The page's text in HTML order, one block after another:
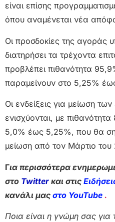
είναι επίσης
όπου αναμένεται νέα
Οι προσδοκίες της αγοράς
διατηρήσει τα τρέχοντα
προβλέπει πιθανότητα
παραμείνουν στο 5,25%
Οι ενδείξεις για μείωση
ενισχύονται, με
5,0% έως 5,25%, που θα
μείωση από τον Μάρτιο του
Για περισσότερα
στο Twitter και στις
κανάλι μας στο YouTube .
Ποια είναι η γνώμη σας για